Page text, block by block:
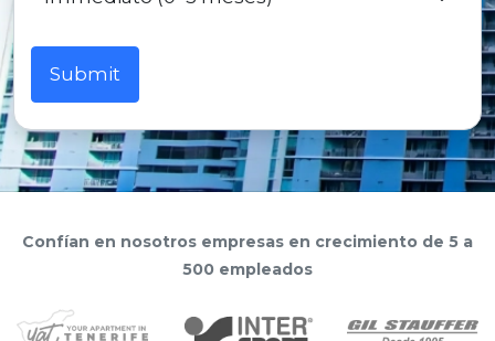
Submit
Confían en nosotros empresas en crecimiento de 5 a
500 empleados